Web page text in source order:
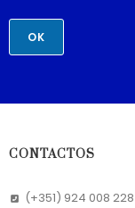
OK
CONTACTOS
(+351) 924 008 228